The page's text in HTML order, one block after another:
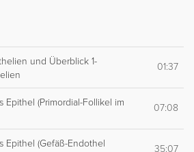
und Überblick 1-
01:37
Epithel (Primordial-Follikel im
07:08
Epithel (Gefäß-Endothel
35:07